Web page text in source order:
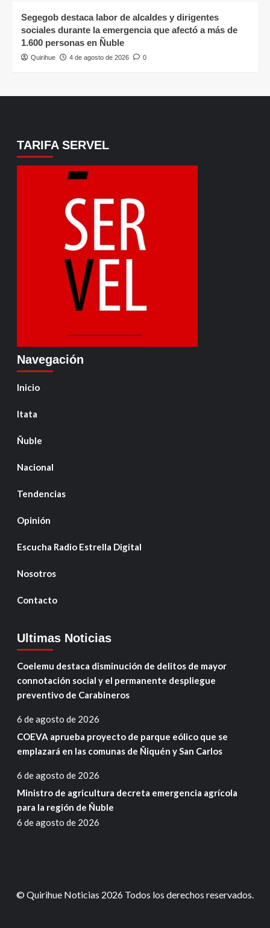
Segegob destaca labor de alcaldes y dirigentes
sociales durante la emergencia que afectó a más de
1.600 personas en Ñuble
Quirihue 4 de agosto de 2026 0
TARIFA SERVEL
Navegación
Inicio
Itata
Ñuble
Nacional
Tendencias
Opinión
Escucha Radio Estrella Digital
Nosotros
Contacto
Ultimas Noticias
Coelemu destaca disminución de delitos de mayor
connotación social y el permanente despliegue
preventivo de Carabineros
6 de agosto de 2026
COEVA aprueba proyecto de parque eólico que se
emplazará en las comunas de Ñiquén y San Carlos
6 de agosto de 2026
Ministro de agricultura decreta emergencia agrícola
para la región de Ñuble
6 de agosto de 2026